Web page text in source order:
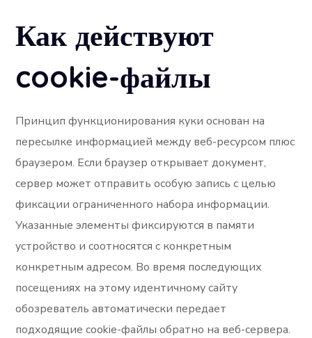
Как действуют
cookie-файлы
Принцип функционирования куки основан на
пересылке информацией между веб-ресурсом плюс
браузером. Если браузер открывает документ,
сервер может отправить особую запись с целью
фиксации ограниченного набора информации.
Указанные элементы фиксируются в памяти
устройство и соотносятся с конкретным
конкретным адресом. Во время последующих
посещениях на этому идентичному сайту
обозреватель автоматически передает
подходящие cookie-файлы обратно на веб-сервера.